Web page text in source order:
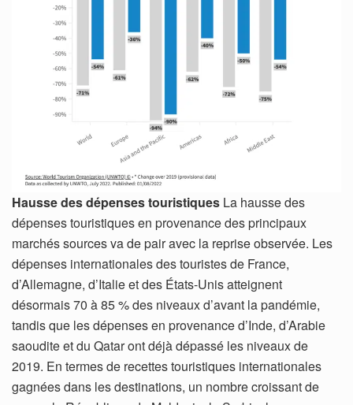
Hausse des dépenses touristiques La hausse des
dépenses touristiques en provenance des principaux
marchés sources va de pair avec la reprise observée. Les
dépenses internationales des touristes de France,
d’Allemagne, d’Italie et des États-Unis atteignent
désormais 70 à 85 % des niveaux d’avant la pandémie,
tandis que les dépenses en provenance d’Inde, d’Arabie
saoudite et du Qatar ont déjà dépassé les niveaux de
2019. En termes de recettes touristiques internationales
gagnées dans les destinations, un nombre croissant de